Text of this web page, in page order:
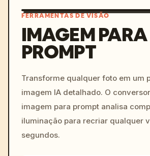
colors,
FERRAMENTAS DE VISÃO
IMAGEM PARA
PROMPT
Transforme qualquer foto em um
imagem IA detalhado. O
imagem para prompt analisa
iluminação para recriar qualquer
segundos.